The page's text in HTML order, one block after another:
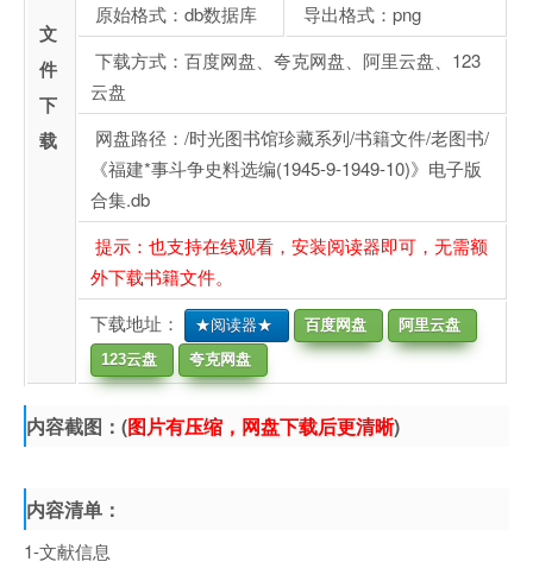
文
件
下
载
原始格式：db数据库
导出格式：png
下载方式：百度网盘、夸克网盘、阿里云盘、123
云盘
网盘路径：/时光图书馆珍藏系列/书籍文件/老图书/
《福建*事斗争史料选编(1945-9-1949-10)》电子版
合集.db
提示：也支持在线观看，安装阅读器即可，无需额
外下载书籍文件。
下载地址：
★阅读器★ 百度网盘
阿里云盘
123云盘
夸克网盘
内容截图：(图片有压缩，网盘下载后更清晰)
内容清单：
1-文献信息